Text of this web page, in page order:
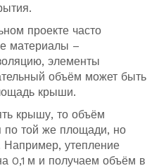
проекте часто
материалы –
элементы
объём может быть
крыши.
крышу, то объём
по той же площади, но
Например, утепление
0,1 м и получаем объём в